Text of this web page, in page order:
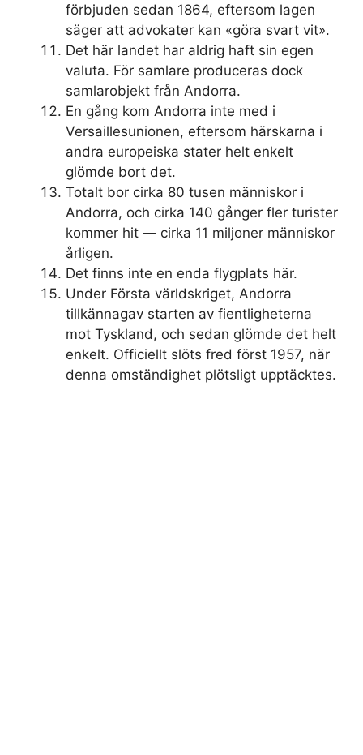
förbjuden sedan 1864, eftersom lagen
säger att advokater kan «göra svart vit».
Det här landet har aldrig haft sin egen
valuta. För samlare produceras dock
samlarobjekt från Andorra.
En gång kom Andorra inte med i
Versaillesunionen, eftersom härskarna i
andra europeiska stater helt enkelt
glömde bort det.
Totalt bor cirka 80 tusen människor i
Andorra, och cirka 140 gånger fler turister
kommer hit — cirka 11 miljoner människor
årligen.
Det finns inte en enda flygplats här.
Under Första världskriget, Andorra
tillkännagav starten av fientligheterna
mot Tyskland, och sedan glömde det helt
enkelt. Officiellt slöts fred först 1957, när
denna omständighet plötsligt upptäcktes.